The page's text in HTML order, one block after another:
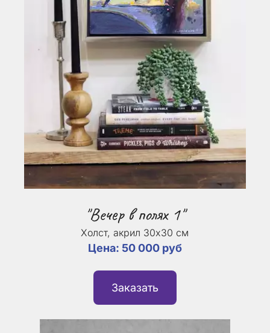
"Вечер в полях 1"
Холст, акрил 30х30 см
Цена: 50 000 руб
Заказать